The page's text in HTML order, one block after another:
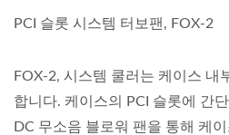
PCI 슬롯 시스템 터보팬, FOX-2
FOX-2, 시스템 쿨러는 케이스 내
합니다. 케이스의 PCI 슬롯에 간
DC 무소음 블로워 팬을 통해 케